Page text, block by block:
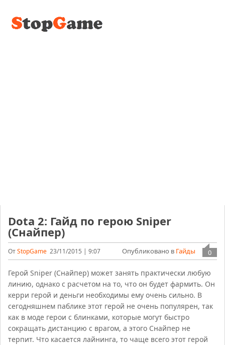
Dota 2: Гайд по герою Sniper
(Снайпер)
ОтStopGame 23/11/2015 | 9:07 0
Опубликовано в Гайды
Герой Sniper (Снайпер) может занять практически любую
линию, однако с расчетом на то, что он будет фармить. Он
керри герой и деньги необходимы ему очень сильно. В
сегодняшнем паблике этот герой не очень популярен, так
как в моде герои с блинками, которые могут быстро
сокращать дистанцию с врагом, а этого Снайпер не
терпит. Что касается лайнинга, то чаще всего этот герой